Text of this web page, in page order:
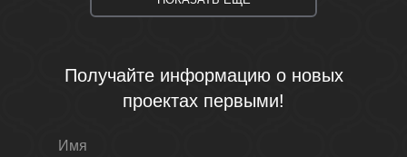
Получайте информацию о новых
проектах первыми!
Имя